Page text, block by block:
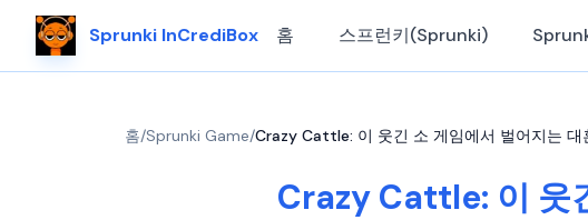
Sprunki InCrediBox 홈 스프런키(Sprunki)
홈/Sprunki Game/Crazy Cattle: 이 웃긴 소 게임에서 벌어지는 대
Crazy Cattle: 이 웃